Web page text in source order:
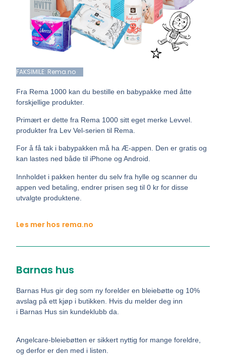
Fra Rema 1000 kan du bestille en babypakke med åtte
forskjellige produkter.
Primært er dette fra Rema 1000 sitt eget merke Levvel.
produkter fra Lev Vel-serien til Rema.
For å få tak i babypakken må ha Æ-appen. Den er gratis og
kan lastes ned både til iPhone og Android.
Innholdet i pakken henter du selv fra hylle og scanner du
appen ved betaling, endrer prisen seg til 0 kr for disse
utvalgte produktene.
Les mer hos rema.no
FAKSIMILE: Rema.no
Barnas hus
Barnas Hus gir deg som ny forelder en bleiebøtte og 10%
avslag på ett kjøp i butikken. Hvis du melder deg inn
i Barnas Hus sin kundeklubb da.
Angelcare-bleiebøtten er sikkert nyttig for mange foreldre,
og derfor er den med i listen.